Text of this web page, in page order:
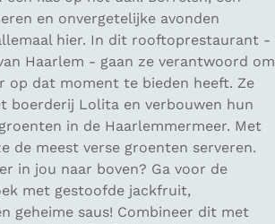
en onvergetelijke avonden
hier. In dit rooftoprestaurant -
Haarlem - gaan ze verantwoord om
op dat moment te bieden heeft. Ze
boerderij Lolita en verbouwen hun
in de Haarlemmermeer. Met
de meest verse groenten serveren.
in jou naar boven? Ga voor de
met gestoofde jackfruit,
geheime saus! Combineer dit met